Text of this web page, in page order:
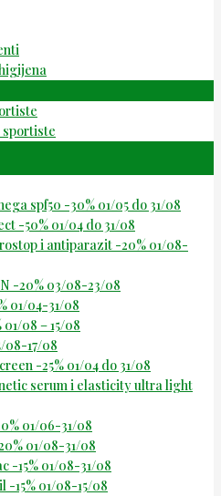
sportiste
spf50 -30% 01/05 do 31/08
-50% 01/04 do 31/08
i antiparazit -20% 01/08-
-20% 03/08-23/08
01/04-31/08
08 – 15/08
08-17/08
-25% 01/04 do 31/08
serum i elasticity ultra light
01/06-31/08
01/08-31/08
-15% 01/08-31/08
-15% 01/08-15/08